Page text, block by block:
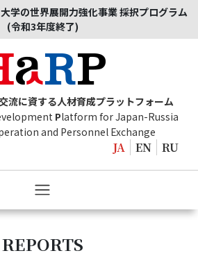
学の世界展開力強化事業 採択プログラム
(令和3年度終了)
流に資する人材育成プラットフォーム
Platform for Japan-Russia
and Personnel Exchange
JA EN RU
REPORTS